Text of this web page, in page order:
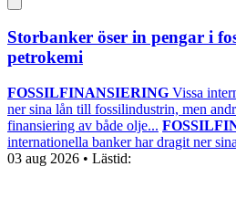
Storbanker öser in pengar i
petrokemi
FOSSILFINANSIERING Vissa
ner sina lån till fossilindustrin, men
finansiering av både olje...
internationella banker har dragit ner
03 aug 2026 • Lästid: